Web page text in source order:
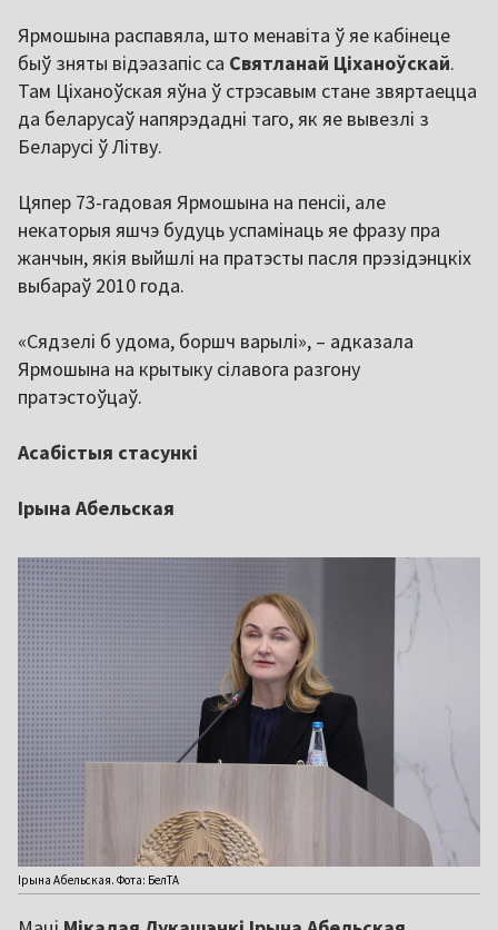
Ярмошына распавяла, што менавіта ў яе кабінеце
быў зняты відэазапіс са Святланай Ціханоўскай.
Там Ціханоўская яўна ў стрэсавым стане звяртаецца
да беларусаў напярэдадні таго, як яе вывезлі з
Беларусі ў Літву.
Цяпер 73-гадовая Ярмошына на пенсіі, але
некаторыя яшчэ будуць успамінаць яе фразу пра
жанчын, якія выйшлі на пратэсты пасля прэзідэнцкіх
выбараў 2010 года.
«Сядзелі б удома, боршч варылі», – адказала
Ярмошына на крытыку сілавога разгону
пратэстоўцаў.
Асабістыя стасункі
Ірына Абельская
Ірына Абельская. Фота: БелТА